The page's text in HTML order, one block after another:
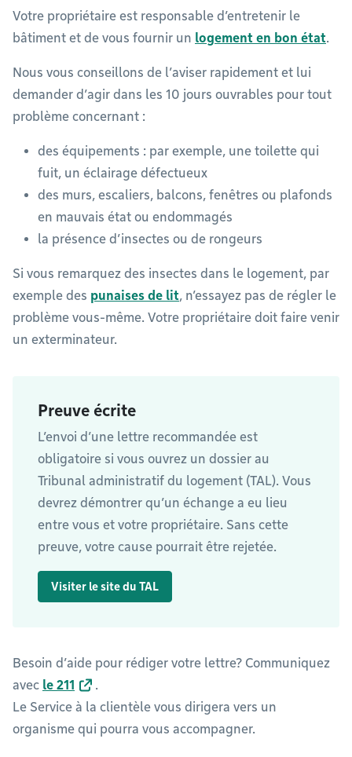
Votre propriétaire est responsable d’entretenir le
bâtiment et de vous fournir un logement en bon état.
Nous vous conseillons de l’aviser rapidement et lui
demander d’agir dans les 10 jours ouvrables pour tout
problème concernant :
des équipements : par exemple, une toilette qui
fuit, un éclairage défectueux
des murs, escaliers, balcons, fenêtres ou plafonds
en mauvais état ou endommagés
la présence d’insectes ou de rongeurs
Si vous remarquez des insectes dans le logement, par
exemple des punaises de lit, n’essayez pas de régler le
problème vous-même. Votre propriétaire doit faire venir
un exterminateur.
Preuve écrite
L’envoi d’une lettre recommandée est
obligatoire si vous ouvrez un dossier au
Tribunal administratif du logement (TAL). Vous
devrez démontrer qu’un échange a eu lieu
entre vous et votre propriétaire. Sans cette
preuve, votre cause pourrait être rejetée.
Visiter le site du TAL
Besoin d’aide pour rédiger votre lettre? Communiquez
avec le 211
.
Le Service à la clientèle vous dirigera vers un
organisme qui pourra vous accompagner.